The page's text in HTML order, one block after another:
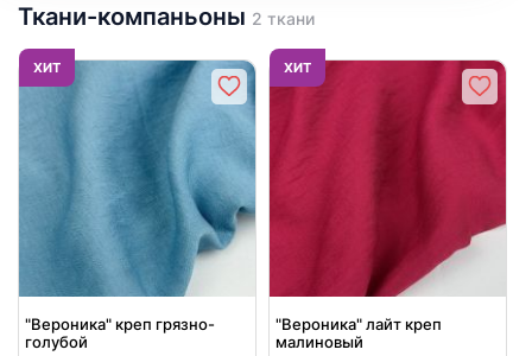
Ткани-компаньоны 2 ткани
ХИТ
"Вероника" креп грязно-
голубой
ХИТ
"Вероника" лайт креп
малиновый